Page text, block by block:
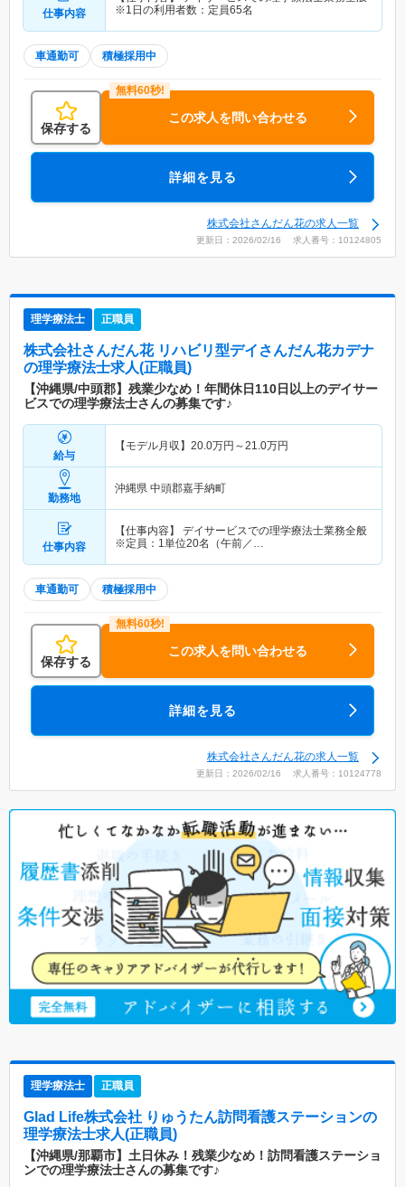
仕事内容
※1日の利用者数：定員65名
車通勤可 積極採用中
保存する
この求人を問い合わせる
詳細を見る
株式会社さんだん花の求人一覧
更新日：2026/02/16 求人番号：10124805
理学療法士 正職員
株式会社さんだん花 リハビリ型デイさんだん花カデナ
の理学療法士求人(正職員)
【沖縄県/中頭郡】残業少なめ！年間休日110日以上のデイサー
ビスでの理学療法士さんの募集です♪
給与
【モデル月収】 20.0万円～21.0万円
勤務地
沖縄県 中頭郡嘉手納町
仕事内容
【仕事内容】 デイサービスでの理学療法士業務全般
※定員：1単位20名（午前／…
車通勤可 積極採用中
保存する
この求人を問い合わせる
詳細を見る
株式会社さんだん花の求人一覧
更新日：2026/02/16 求人番号：10124778
理学療法士 正職員
Glad Life株式会社 りゅうたん訪問看護ステーションの
理学療法士求人(正職員)
【沖縄県/那覇市】土日休み！残業少なめ！訪問看護ステーショ
ンでの理学療法士さんの募集です♪